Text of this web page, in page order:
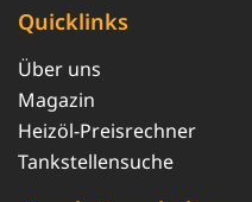
Quicklinks
Über uns
Magazin
Heizöl-Preisrechner
Tankstellensuche